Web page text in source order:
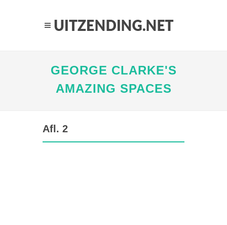
GEORGE CLARKE'S
AMAZING SPACES
Afl. 2